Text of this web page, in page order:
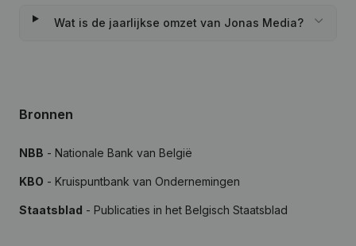
Wat is de jaarlijkse omzet van Jonas Media?
Bronnen
NBB - Nationale Bank van België
KBO - Kruispuntbank van Ondernemingen
Staatsblad - Publicaties in het Belgisch Staatsblad